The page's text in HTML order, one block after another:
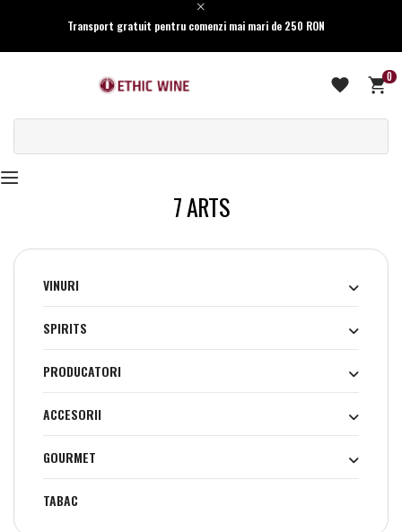
Transport gratuit pentru comenzi mai mari de 250 RON
0
7 ARTS
VINURI
SPIRITS
PRODUCATORI
ACCESORII
GOURMET
TABAC